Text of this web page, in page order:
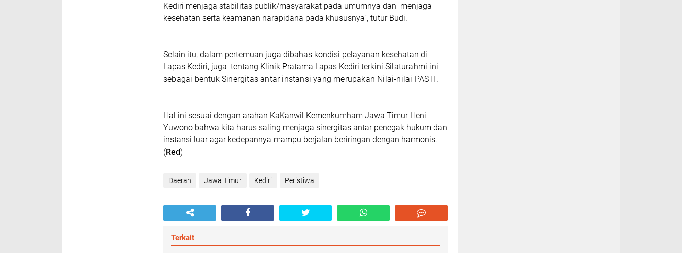
Kediri menjaga stabilitas publik/masyarakat pada umumnya dan menjaga
kesehatan serta keamanan narapidana pada khususnya”, tutur Budi.
Selain itu, dalam pertemuan juga dibahas kondisi pelayanan kesehatan di
Lapas Kediri, juga tentang Klinik Pratama Lapas Kediri terkini.Silaturahmi ini
sebagai bentuk Sinergitas antar instansi yang merupakan Nilai-nilai PASTI.
Hal ini sesuai dengan arahan KaKanwil Kemenkumham Jawa Timur Heni
Yuwono bahwa kita harus saling menjaga sinergitas antar penegak hukum dan
instansi luar agar kedepannya mampu berjalan beriringan dengan harmonis.
(Red)
Daerah Jawa Timur Kediri Peristiwa
Terkait